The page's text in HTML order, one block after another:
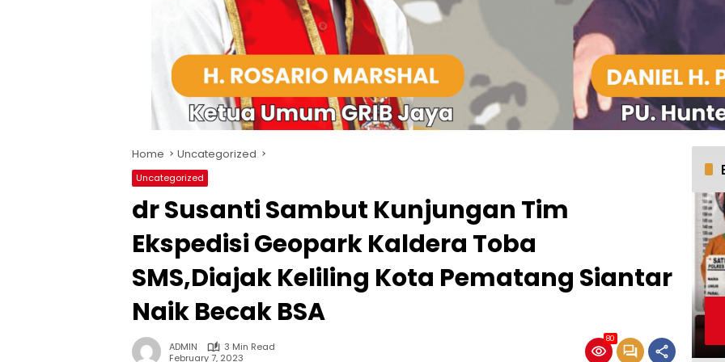
Home Uncategorized
Uncategorized
dr Susanti Sambut Kunjungan Tim
Ekspedisi Geopark Kaldera Toba
SMS,Diajak Keliling Kota Pematang Siantar
Naik Becak BSA
ADMIN
3 Min Read
February 7, 2023
80